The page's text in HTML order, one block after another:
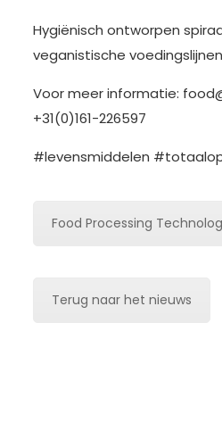
Hygiënisch ontworpen
veganistische voedingslijnen
Voor meer informatie:
+31(0)161-226597
#levensmiddelen
Food Processing
Terug naar het nieuws